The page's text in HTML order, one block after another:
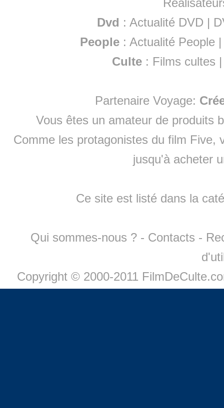
Dvd : Actualité DVD |
People :Actualité People
Culte : Films cultes
Partenaire Voyage:
Vous êtes un amateur de produits
Comme les protagonistes du film Five,
jusqu'à acheter
Ce site est listé dans la
Qui sommes-nous ? - Contacts -
Copyright © 2000-2011